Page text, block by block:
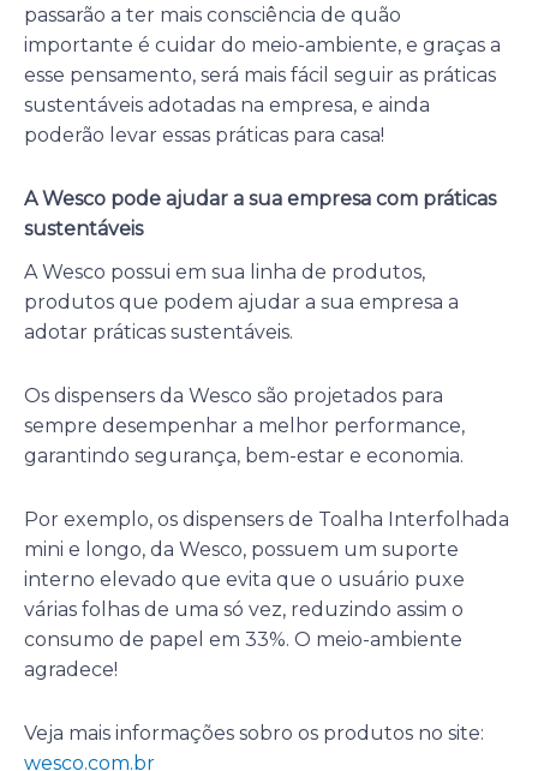
passarão a ter mais consciência de quão
importante é cuidar do meio-ambiente, e graças a
esse pensamento, será mais fácil seguir as práticas
sustentáveis adotadas na empresa, e ainda
poderão levar essas práticas para casa!
A Wesco pode ajudar a sua empresa com práticas
sustentáveis
A Wesco possui em sua linha de produtos,
produtos que podem ajudar a sua empresa a
adotar práticas sustentáveis.
Os dispensers da Wesco são projetados para
sempre desempenhar a melhor performance,
garantindo segurança, bem-estar e economia.
Por exemplo, os dispensers de Toalha Interfolhada
mini e longo, da Wesco, possuem um suporte
interno elevado que evita que o usuário puxe
várias folhas de uma só vez, reduzindo assim o
consumo de papel em 33%. O meio-ambiente
agradece!
Veja mais informações sobro os produtos no site:
wesco.com.br